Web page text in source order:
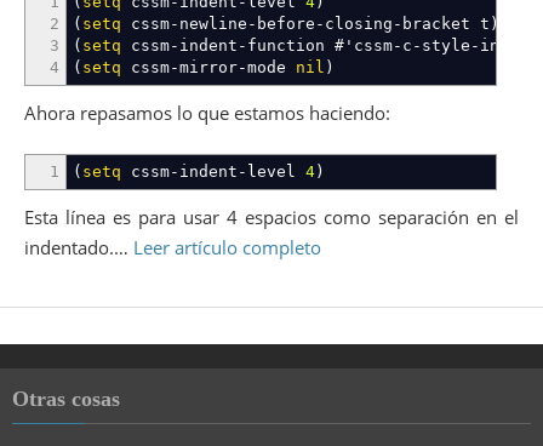
2
3
4
( setq cssm-newline-before-closing-bracket t )
( setq cssm-indent-function #'cssm-c-style-
( setq cssm-mirror-mode nil )
Ahora repasamos lo que estamos haciendo:
1 ( setq cssm-indent-level 4 )
Esta línea es para usar 4 espacios como separación en el
indentado.… Leer artículo completo
Otras cosas